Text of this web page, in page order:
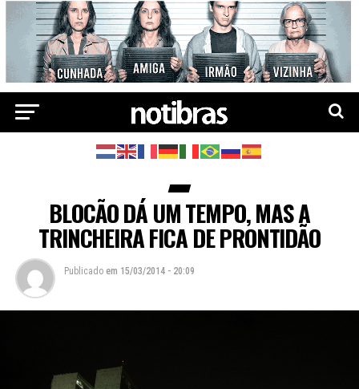
BLOCÃO DÁ UM TEMPO, MAS A
TRINCHEIRA FICA DE PRONTIDÃO
Publicado em 15/03/2014 - 20:09